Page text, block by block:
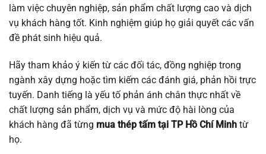
làm việc chuyên nghiệp, sản phẩm chất lượng cao và dịch
vụ khách hàng tốt. Kinh nghiệm giúp họ giải quyết các vấn
đề phát sinh hiệu quả.
Hãy tham khảo ý kiến từ các đối tác, đồng nghiệp trong
ngành xây dựng hoặc tìm kiếm các đánh giá, phản hồi trực
tuyến. Danh tiếng là yếu tố phản ánh chân thực nhất về
chất lượng sản phẩm, dịch vụ và mức độ hài lòng của
khách hàng đã từng mua thép tấm tại TP Hồ Chí Minh từ
họ.